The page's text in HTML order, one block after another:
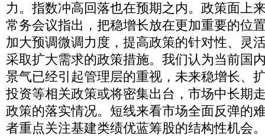
力。指数冲高回落也在预期之内。政策面上
常务会议指出，把稳增长放在更加重要的位
加大预调微调力度，提高政策的针对性、灵
采取扩大需求的政策措施。我们认为当前国
景气已经引起管理层的重视，未来稳增长、
投资等相关政策或将密集出台，市场中长期
政策的落实情况。短线来看市场全面反弹的
者重点关注基建类绩优蓝筹股的结构性机会